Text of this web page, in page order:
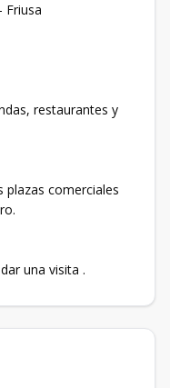
Friusa
restaurantes y
plazas comerciales
una visita .